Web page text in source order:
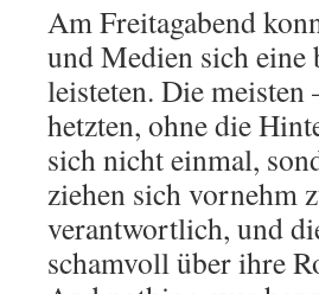
Am Freitagabend
und Medien sich eine
leisteten. Die meisten
hetzten, ohne die
sich nicht einmal,
ziehen sich vornehm
verantwortlich, und
schamvoll über ihre